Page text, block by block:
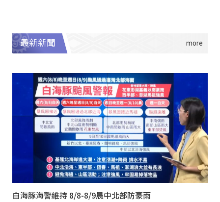
最新新聞
白海豚海警維持 8/8-8/9晨中北部防豪雨